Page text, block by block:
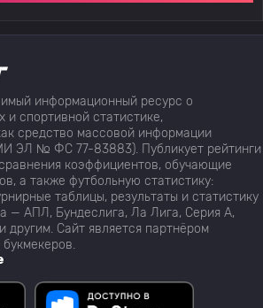
информационный ресурс о
и спортивной статистике,
средство массовой информации
ЭЛ № ФС 77-83883). Публикует рейтинги
коэффициентов, обучающие
а также футбольную статистику:
таблицы, результаты и статистику
— АПЛ, Бундеслига, Ла Лига, Серия А,
Сайт является партнёром